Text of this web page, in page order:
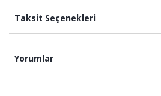
Taksit Seçenekleri
Yorumlar